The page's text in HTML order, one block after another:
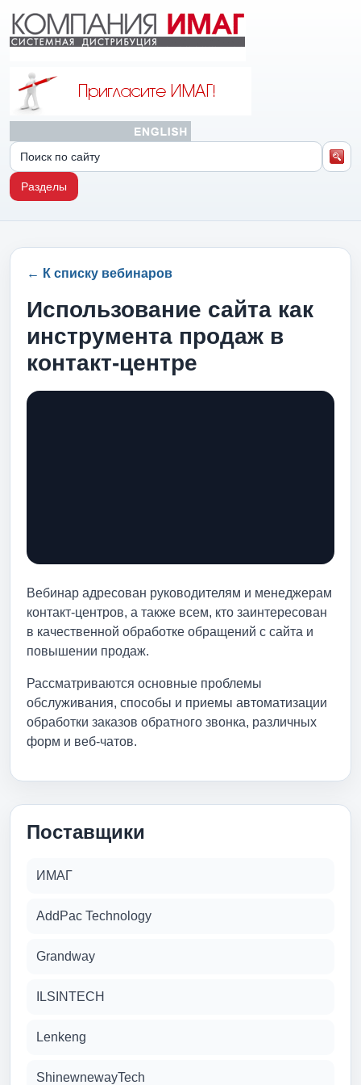
Разделы
← К списку вебинаров
Использование сайта как
инструмента продаж в
контакт-центре
Вебинар адресован руководителям и менеджерам
контакт-центров, а также всем, кто заинтересован
в качественной обработке обращений с сайта и
повышении продаж.
Рассматриваются основные проблемы
обслуживания, способы и приемы автоматизации
обработки заказов обратного звонка, различных
форм и веб-чатов.
Поставщики
ИМАГ
AddPac Technology
Grandway
ILSINTECH
Lenkeng
ShinewnewayTech